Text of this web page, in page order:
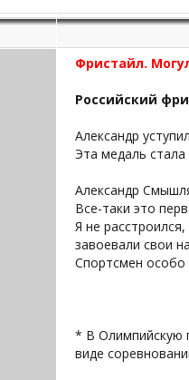
Фристайл.
Российский
Александр
Эта медаль
Александр
Все-таки это
Я не
завоевали свои
Спортсмен особо
* В Олимпийскую
виде